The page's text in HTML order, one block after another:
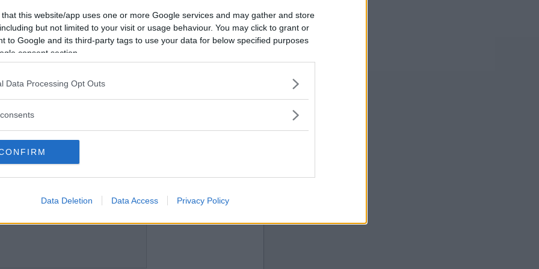
that this website/app uses one or more Google services and may gather and store
but not limited to your visit or usage behaviour. You may click to grant or
to Google and its third-party tags to use your data for below specified purposes
consent section.
Data Processing Opt Outs
Data Deletion Data Access Privacy Policy
2017-02-26 09:15
Vill du bli
medlem?